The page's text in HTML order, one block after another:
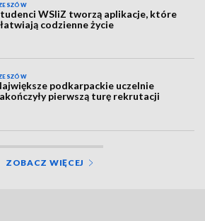
WSIiZ tworzą aplikacje, które
codzienne życie
podkarpackie uczelnie
pierwszą turę rekrutacji
ZOBACZ WIĘCEJ